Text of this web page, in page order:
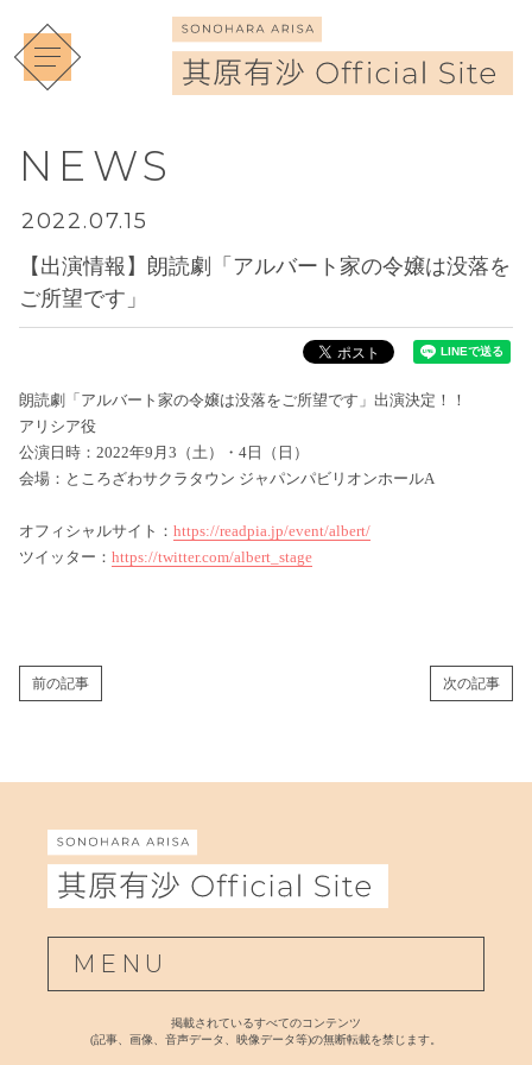
NEWS
2022.07.15
【出演情報】朗読劇「アルバート家の令嬢は没落を
ご所望です」
朗読劇「アルバート家の令嬢は没落をご所望です」出演決定！！
アリシア役
公演日時：2022年9月3（土）・4日（日）
会場：ところざわサクラタウン ジャパンパビリオンホールA
オフィシャルサイト： https://readpia.jp/event/albert/
ツイッター： https://twitter.com/albert_stage
次の記事
前の記事
MENU
掲載されているすべてのコンテンツ
(記事、画像、音声データ、映像データ等)の無断転載を禁じます。